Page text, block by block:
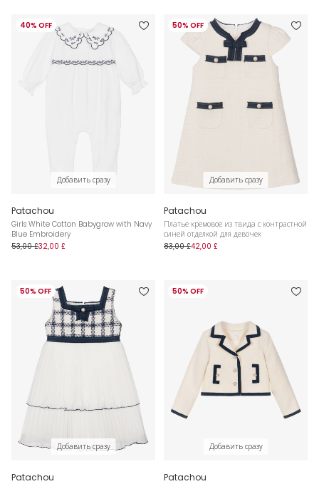
40% OFF
Добавить сразу
Patachou
Girls White Cotton Babygrow with Navy
Blue Embroidery
53,00 £32,00 £
50% OFF
Добавить сразу
Patachou
Платье кремовое из твида с контрастной
синей отделкой для девочек
83,00 £42,00 £
50% OFF
Добавить сразу
Patachou
50% OFF
Добавить сразу
Patachou